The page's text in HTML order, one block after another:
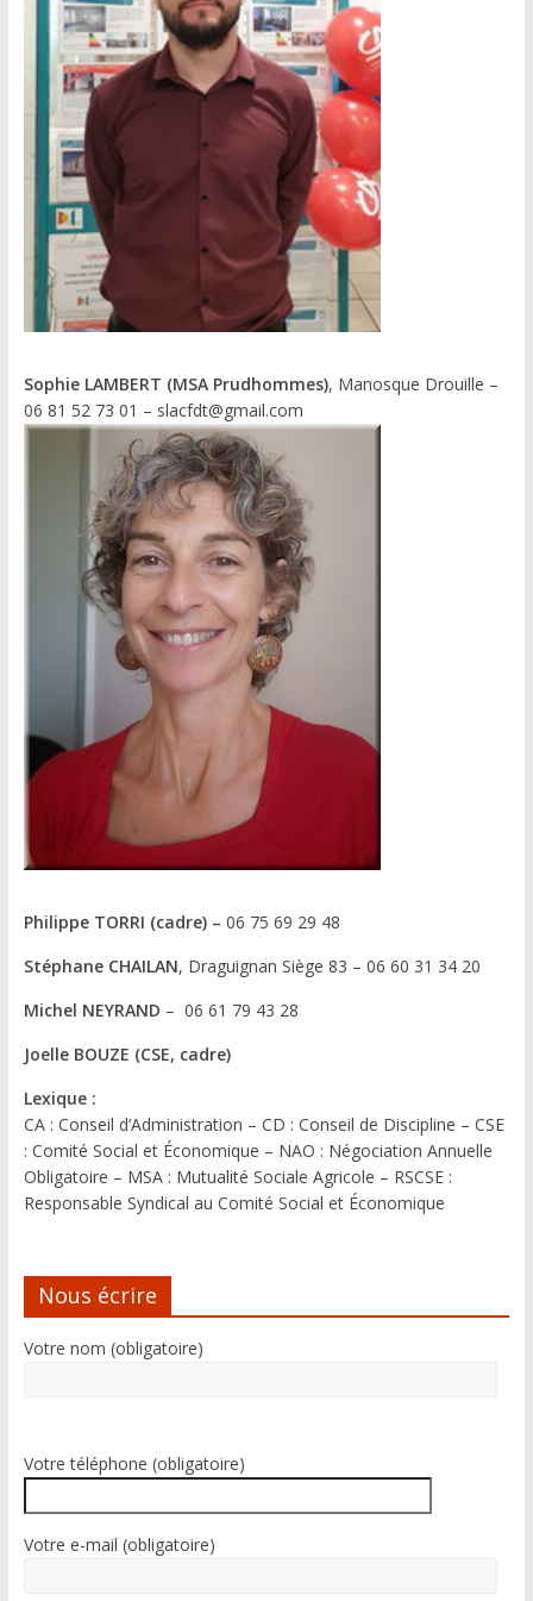
Sophie LAMBERT (MSA Prudhommes), Manosque Drouille –
06 81 52 73 01 – slacfdt@gmail.com
Philippe TORRI (cadre) – 06 75 69 29 48
Stéphane CHAILAN, Draguignan Siège 83 – 06 60 31 34 20
Michel NEYRAND – 06 61 79 43 28
Joelle BOUZE (CSE, cadre)
Lexique :
CA : Conseil d’Administration – CD : Conseil de Discipline – CSE
: Comité Social et Économique – NAO : Négociation Annuelle
Obligatoire – MSA : Mutualité Sociale Agricole – RSCSE :
Responsable Syndical au Comité Social et Économique
Nous écrire
Votre nom (obligatoire)
Votre téléphone (obligatoire)
Votre e-mail (obligatoire)